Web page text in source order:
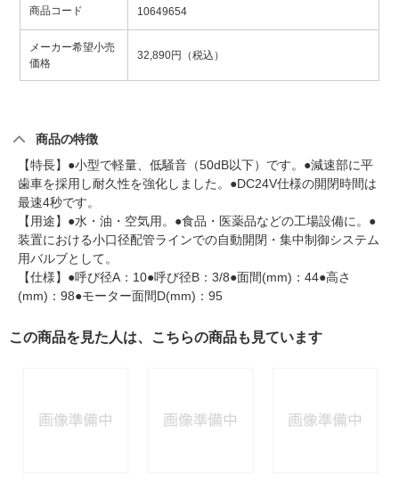
商品コード 10649654
メーカー希望小売
価格
32,890円（税込）
商品の特徴
【特長】●小型で軽量、低騒音（50dB以下）です。●減速部に平
歯車を採用し耐久性を強化しました。●DC24V仕様の開閉時間は
最速4秒です。
【用途】●水・油・空気用。●食品・医薬品などの工場設備に。●
装置における小口径配管ラインでの自動開閉・集中制御システム
用バルブとして。
【仕様】●呼び径A：10●呼び径B：3/8●面間(mm)：44●高さ
(mm)：98●モーター面間D(mm)：95
この商品を見た人は、こちらの商品も見ています